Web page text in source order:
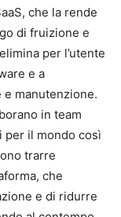
che la rende
di fruizione e
per l’utente
e a
manutenzione.
in team
per il mondo così
trarre
che
e di ridurre